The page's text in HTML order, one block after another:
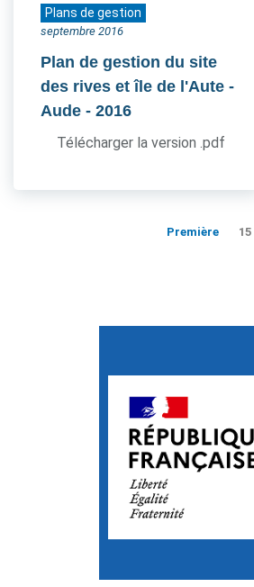
Plans de gestion
septembre 2016
Plan de gestion du site
des rives et île de l'Aute -
Aude - 2016
Télécharger la version .pdf
Première 15